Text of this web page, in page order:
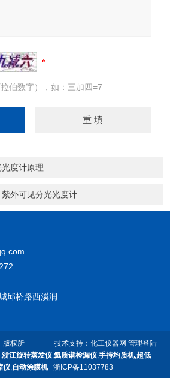
伯数字），如：三加四=7
度计原理
外可见分光光度计
邱桥路西溪润
技术支持： 化工仪器网 管理登陆
版权所
,浙江旋转蒸发仪,氦质谱检漏仪,手持均质机,超低
仪,自动涂膜机
浙ICP备11037783